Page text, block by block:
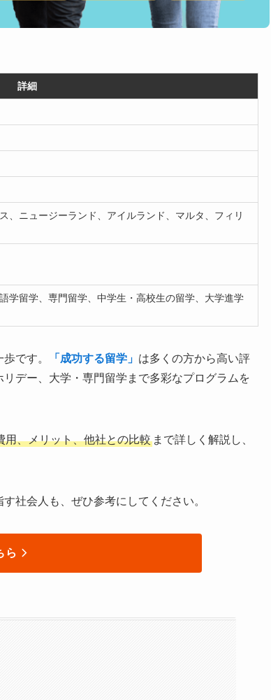
詳細
、ニュージーランド、アイルランド、マルタ、フィリ
学留学、専門留学、中学生・高校生の留学、大学進学
です。 「成功する留学」 は多くの方から高い評
デー、大学・専門留学まで多彩なプログラムを
用、メリット、他社との比較 まで詳しく解説し、
社会人も、ぜひ参考にしてください。
ら